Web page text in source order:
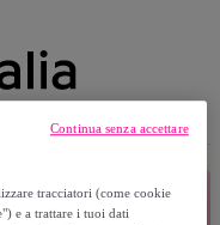
tracciatori (come cookie
e a trattare i tuoi dati
Continua senza accettare